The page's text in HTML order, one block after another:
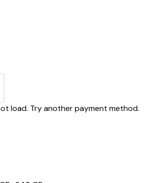
load. Try another payment method.